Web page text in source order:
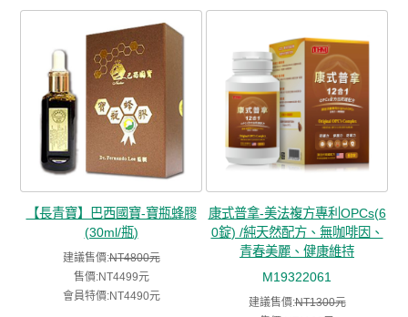
【長青寶】巴西國寶-寶瓶蜂膠
(30ml/瓶)
建議售價:NT4800元
售價:NT4499元
會員特價:NT4490元
康式普拿-美法複方專利OPCs(6
0錠) /純天然配方、無咖啡因、
青春美麗、健康維持
M19322061
建議售價:NT1300元